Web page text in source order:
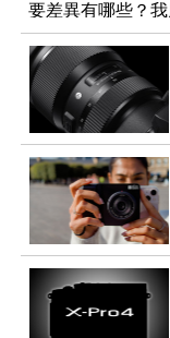
要差異有哪些？
哪一台？